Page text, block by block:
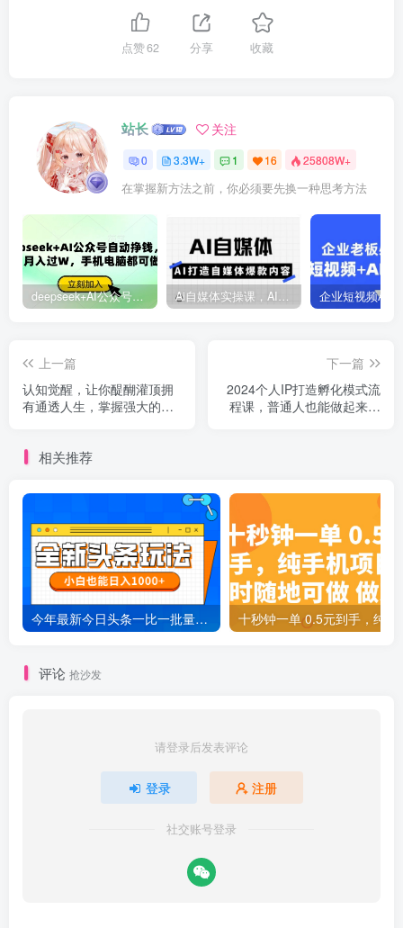
点赞62 分享 收藏
站长 关注
0 3.3W+ 1 16 25808W+
在掌握新方法之前，你必须要先换一种思考方法
deepseek+AI公众号自动挣钱，轻松月入过W，手机电脑都可做 Ai自媒体实操课，AI打造自媒体爆款内容
上一篇
认知觉醒，让你醍醐灌顶拥
有通透人生，掌握强大的秘
下一篇
2024个人IP打造孵化模式流
程课，普通人也能做起来的
相关推荐
今年最新今日头条一比一批量搬砖，小白也可以日赚千元
评论 抢沙发
请登录后发表评论
登录 注册
社交账号登录